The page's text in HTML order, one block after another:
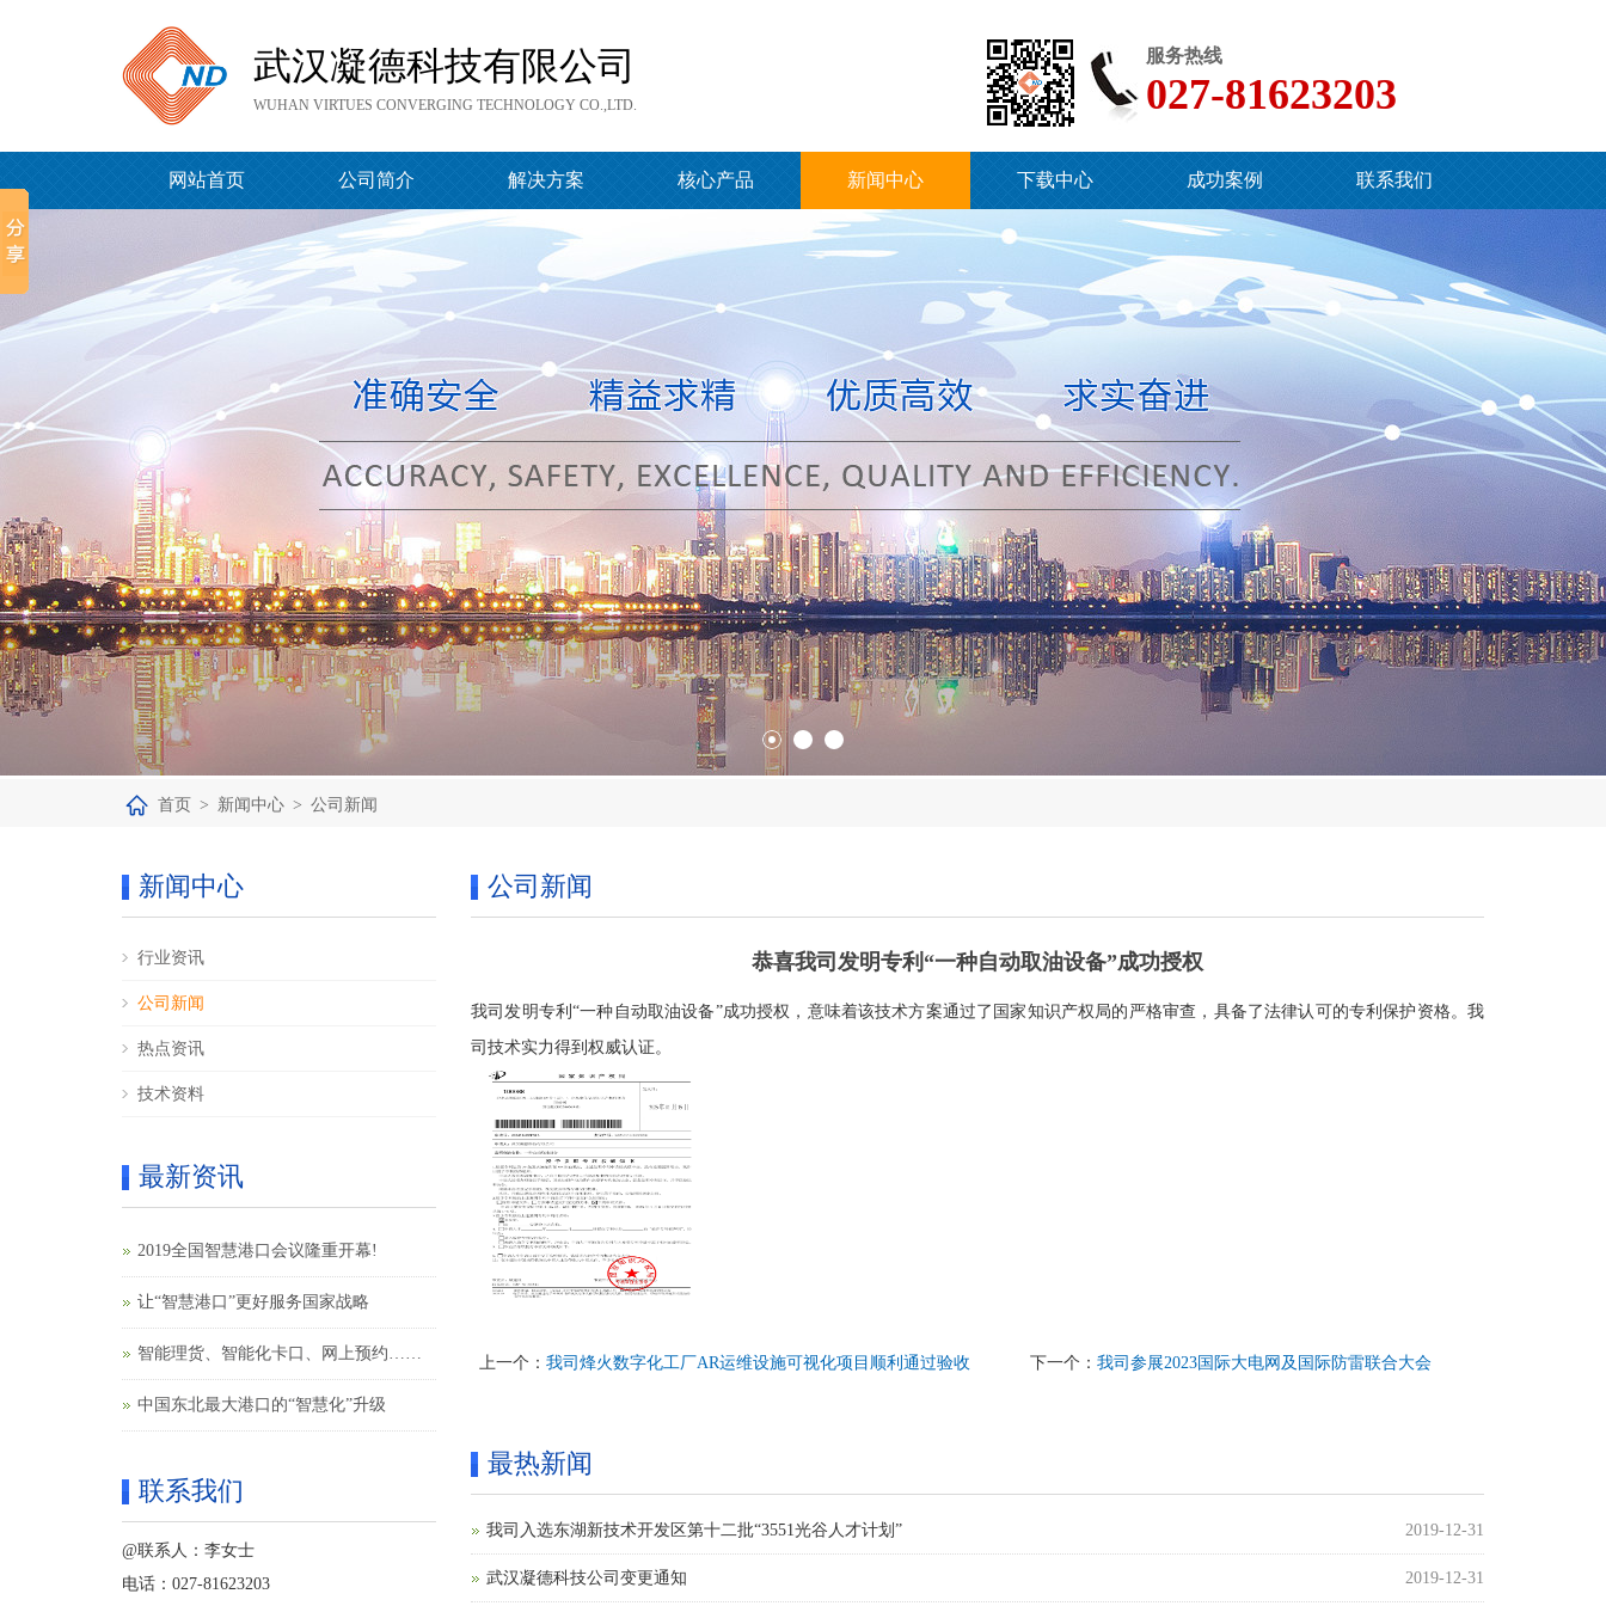
武汉凝德科技有限公司
WUHAN VIRTUES CONVERGING TECHNOLOGY CO.,LTD.
服务热线
027-81623203
网站首页 公司简介 解决方案 核心产品 新闻中心 下载中心 成功案例 联系我们
首页 > 新闻中心 > 公司新闻
新闻中心
行业资讯
公司新闻
热点资讯
技术资料
最新资讯
2019全国智慧港口会议隆重开幕!
让“智慧港口”更好服务国家战略
智能理货、智能化卡口、网上预约……
中国东北最大港口的“智慧化”升级
联系我们
@联系人：李女士
电话：027-81623203
公司新闻
恭喜我司发明专利“一种自动取油设备”成功授权
我司发明专利“一种自动取油设备”成功授权，意味着该技术方案通过了国家知识产权局的严格审查，具备了法律认可的专利保护资格。我
司技术实力得到权威认证。
上一个： 我司烽火数字化工厂AR运维设施可视化项目顺利通过验收 下一个： 我司参展2023国际大电网及国际防雷联合大会
最热新闻
我司入选东湖新技术开发区第十二批“3551光谷人才计划” 2019-12-31
武汉凝德科技公司变更通知 2019-12-31